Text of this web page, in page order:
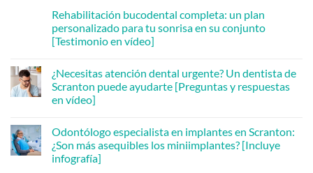
Rehabilitación bucodental completa: un plan
personalizado para tu sonrisa en su conjunto
[Testimonio en vídeo]
comentarios
en
Full
Mouth
Rehabilitation:
Personalized
Plan
for
Your
Whole
¿Necesitas atención dental urgente? Un dentista de
Scranton puede ayudarte [Preguntas y respuestas
en vídeo]
comentarios
en
Need
Urgent
Dental
Odontólogo especialista en implantes en Scranton:
¿Son más asequibles los miniimplantes? [Incluye
infografía]